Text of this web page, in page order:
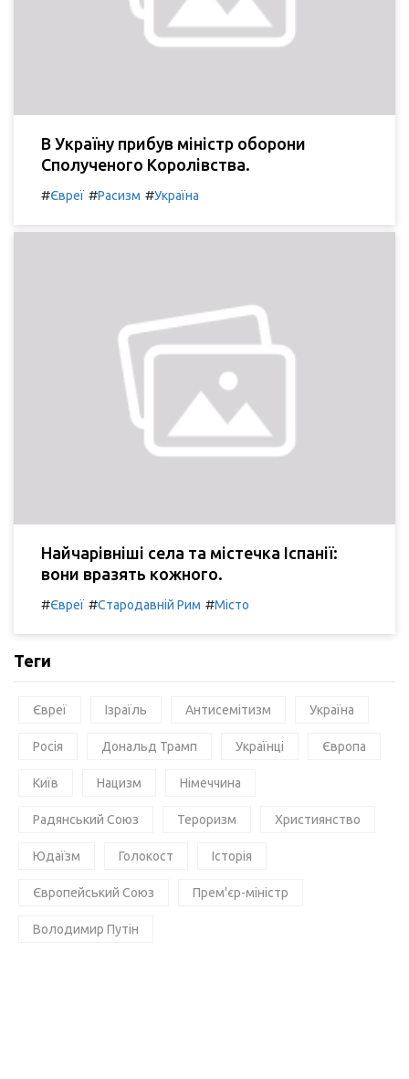
В Україну прибув міністр оборони
Сполученого Королівства.
#Євреї #Расизм #Україна
Найчарівніші села та містечка Іспанії:
вони вразять кожного.
#Євреї #Стародавній Рим #Місто
Теги
Євреї Ізраїль Антисемітизм Україна
Росія Дональд Трамп Українці Європа
Київ Нацизм Німеччина
Радянський Союз Тероризм Християнство
Юдаїзм Голокост Історія
Європейський Союз Прем'єр-міністр
Володимир Путін